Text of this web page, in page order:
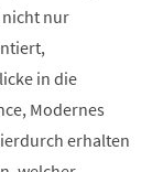
nicht nur
in die
Modernes
erhalten